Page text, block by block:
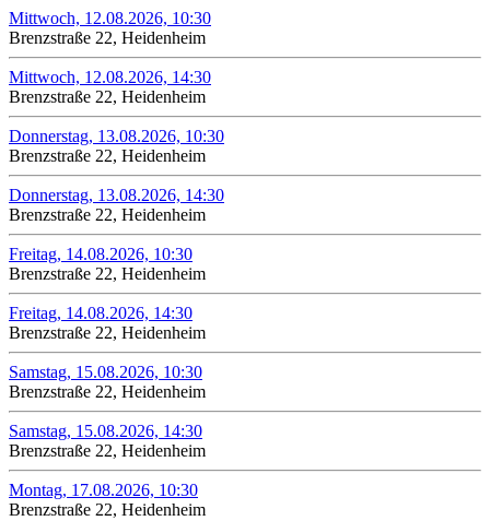
Mittwoch, 12.08.2026, 10:30
Brenzstraße 22, Heidenheim
Mittwoch, 12.08.2026, 14:30
Brenzstraße 22, Heidenheim
Donnerstag, 13.08.2026, 10:30
Brenzstraße 22, Heidenheim
Donnerstag, 13.08.2026, 14:30
Brenzstraße 22, Heidenheim
Freitag, 14.08.2026, 10:30
Brenzstraße 22, Heidenheim
Freitag, 14.08.2026, 14:30
Brenzstraße 22, Heidenheim
Samstag, 15.08.2026, 10:30
Brenzstraße 22, Heidenheim
Samstag, 15.08.2026, 14:30
Brenzstraße 22, Heidenheim
Montag, 17.08.2026, 10:30
Brenzstraße 22, Heidenheim